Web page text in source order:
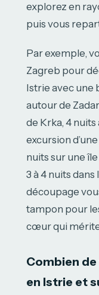
explorez en
puis vous
Par exemple,
Zagreb pour
Istrie avec une
autour de
de Krka, 4
excursion
nuits sur une
3 à 4 nuits
découpage
tampon pour
cœur qui
Combien
en Istrie et